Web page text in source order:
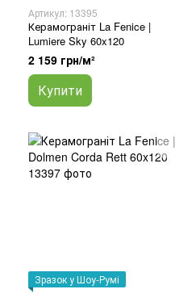
Артикул: 13395
Керамограніт La Fenice |
Lumiere Sky 60x120
2 159 грн/м²
Купити
Зразок у Шоу-Румі